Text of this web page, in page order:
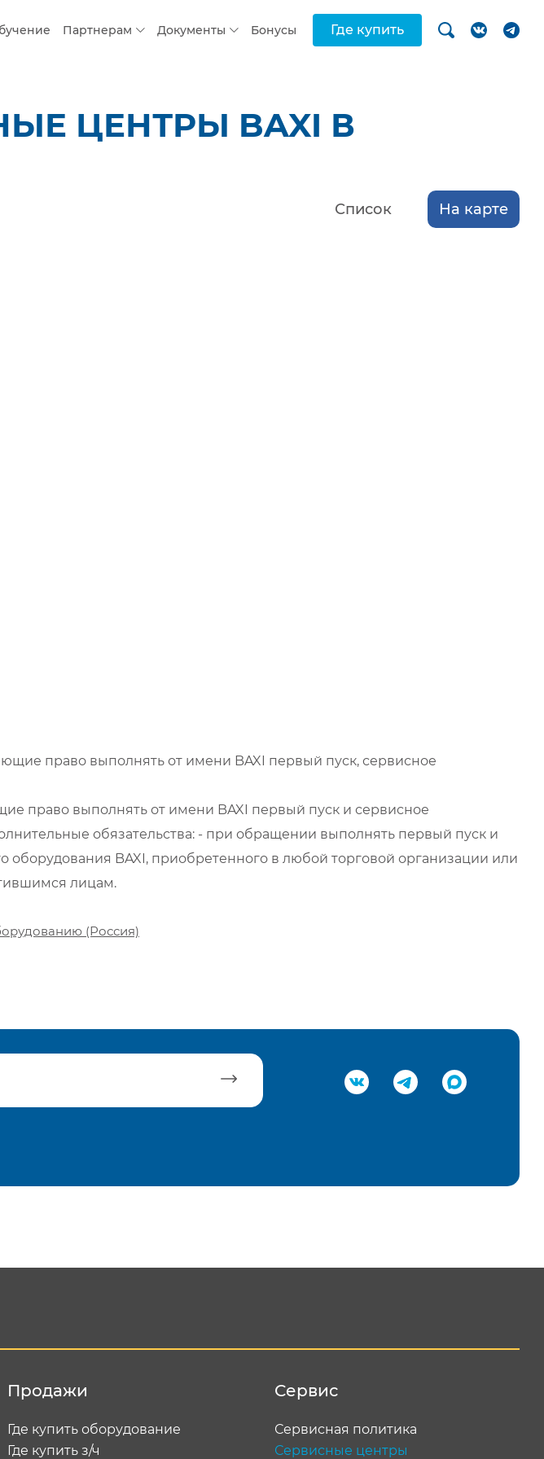
Партнерам Документы Бонусы Где купить
ЦЕНТРЫ BAXI В
Список На карте
право выполнять от имени BAXI первый пуск, сервисное
право выполнять от имени BAXI первый пуск и сервисное
обязательства: - при обращении выполнять первый пуск и
BAXI, приобретенного в любой торговой организации или
лицам.
(Россия)
Продажи
Где купить оборудование
Где купить з/ч
Сервис
Сервисная политика
Сервисные центры